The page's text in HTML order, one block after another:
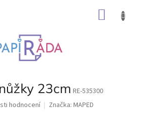
23cm RE-535300
hodnocení Značka: MAPED